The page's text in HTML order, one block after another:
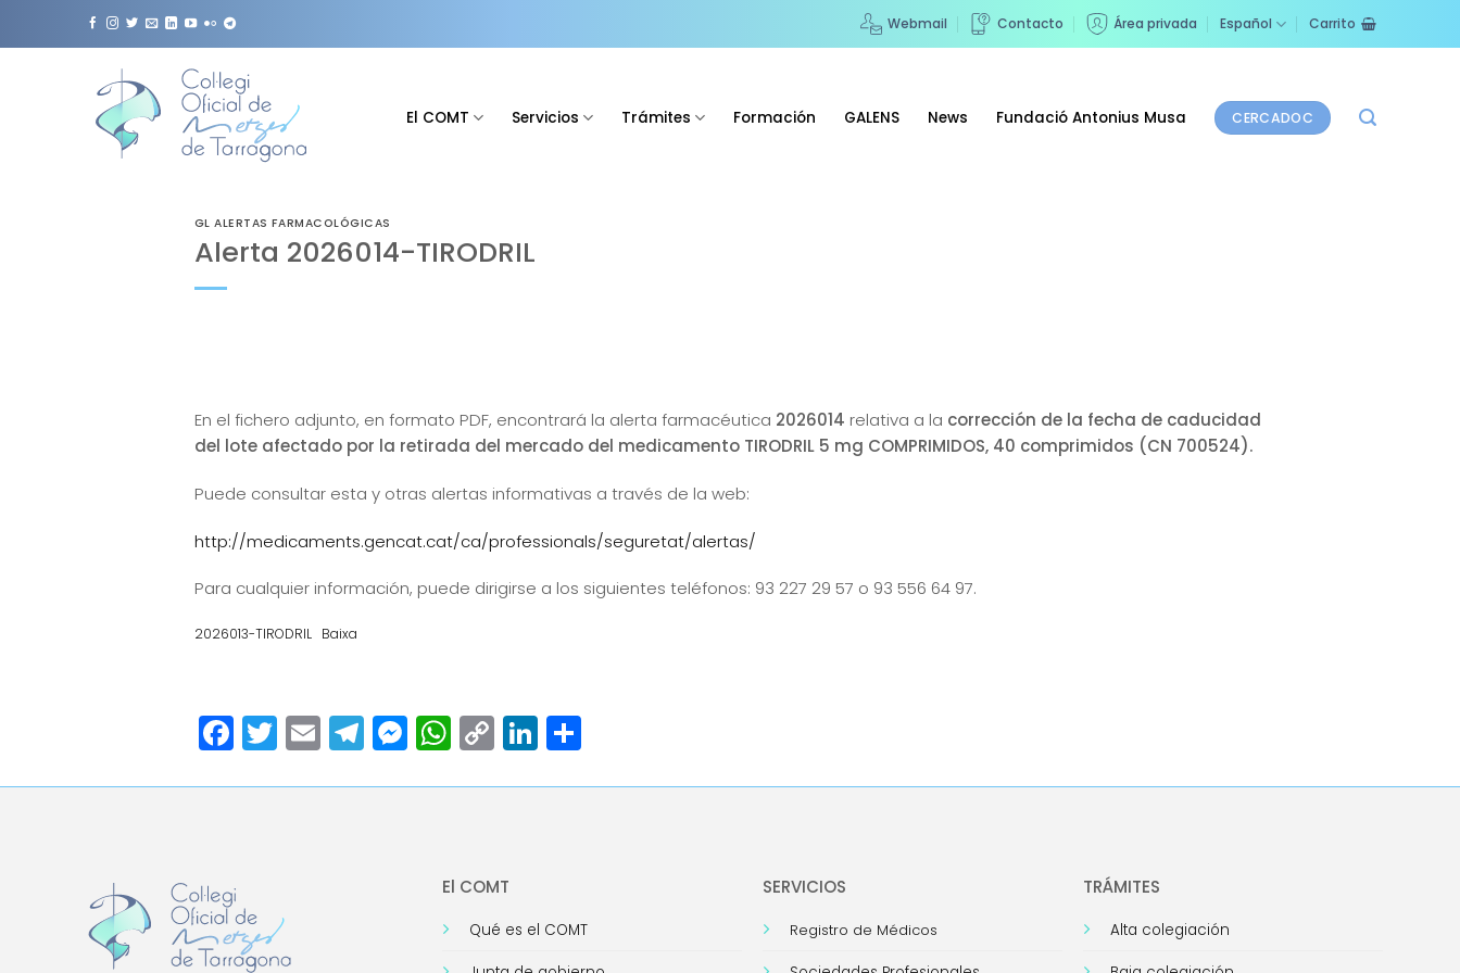
Webmail Contacto Área privada Español Carrito
El COMT Servicios Trámites Formación GALENS News Fundació Antonius Musa CERCADOC
GL ALERTAS FARMACOLÓGICAS
Alerta 2026014-TIRODRIL
En el fichero adjunto, en formato PDF, encontrará la alerta farmacéutica 2026014 relativa a la corrección de la fecha de caducidad
del lote afectado por la retirada del mercado del medicamento TIRODRIL 5 mg COMPRIMIDOS, 40 comprimidos (CN 700524).
Puede consultar esta y otras alertas informativas a través de la web:
http://medicaments.gencat.cat/ca/professionals/seguretat/alertas/
Para cualquier información, puede dirigirse a los siguientes teléfonos: 93 227 29 57 o 93 556 64 97.
2026013-TIRODRIL Baixa
Facebook
Twitter
EmailTelegram
Messenger
WhatsApp
Copy
Link
LinkedIn
Compartir
El COMT
Qué es el COMT
SERVICIOS
Registro de Médicos
TRÁMITES
Alta colegiación